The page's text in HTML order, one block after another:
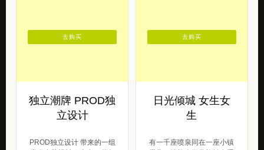
独立潮牌 PROD独
立设计
PROD独立设计 带来的一组
去购买
日光倾城 女生女
生
有一千座喷泉同在一座小镇
去购买